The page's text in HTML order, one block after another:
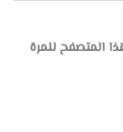
المتصفح للمرة